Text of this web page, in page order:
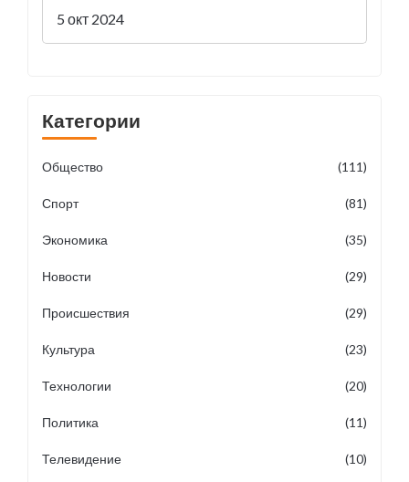
погибших выпускниках
5 окт 2024
Категории
Общество (111)
Спорт (81)
Экономика (35)
Новости (29)
Происшествия (29)
Культура (23)
Технологии (20)
Политика (11)
Телевидение (10)